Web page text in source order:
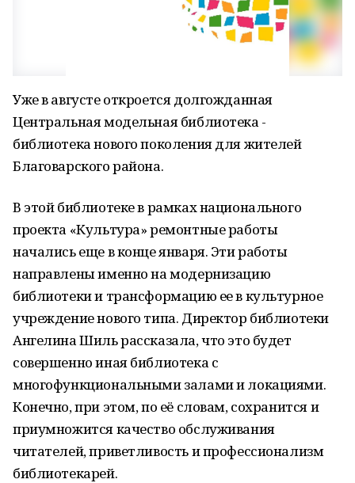
Уже в августе откроется долгожданная
Центральная модельная библиотека -
библиотека нового поколения для жителей
Благоварского района.
В этой библиотеке в рамках национального
проекта «Культура» ремонтные работы
начались еще в конце января. Эти работы
направлены именно на модернизацию
библиотеки и трансформацию ее в культурное
учреждение нового типа. Директор библиотеки
Ангелина Шиль рассказала, что это будет
совершенно иная библиотека с
многофункциональными залами и локациями.
Конечно, при этом, по её словам, сохранится и
приумножится качество обслуживания
читателей, приветливость и профессионализм
библиотекарей.